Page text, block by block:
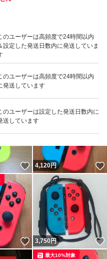
のユーザーは高頻度で24時間以内
設定した発送日数内に発送していま
のユーザーは高頻度で24時間以内
発送しています
のユーザーは設定した発送日数内に
送しています
いいね！
4,650
いいね！
4,120円
いいね！
3,750円
最大10%対象